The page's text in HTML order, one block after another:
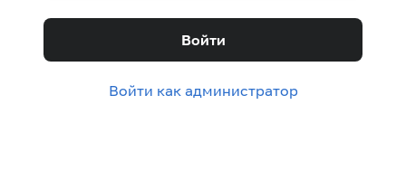
Войти
Войти как администратор